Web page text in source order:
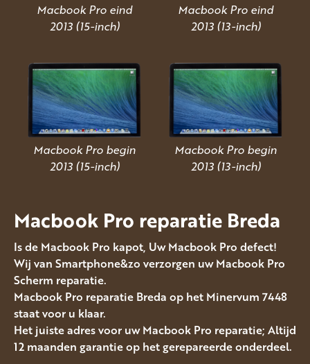
Macbook Pro eind
2013 (15-inch)
Macbook Pro eind
2013 (13-inch)
Macbook Pro begin
2013 (15-inch)
Macbook Pro begin
2013 (13-inch)
Macbook Pro reparatie Breda
Is de Macbook Pro kapot, Uw Macbook Pro defect!
Wij van Smartphone&zo verzorgen uw Macbook Pro
Scherm reparatie.
Macbook Pro reparatie Breda op het Minervum 7448
staat voor u klaar.
Het juiste adres voor uw Macbook Pro reparatie; Altijd
12 maanden garantie op het gerepareerde onderdeel.